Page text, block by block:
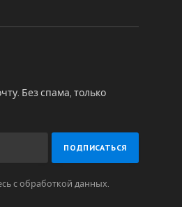
Без спама, только
с обработкой данных.